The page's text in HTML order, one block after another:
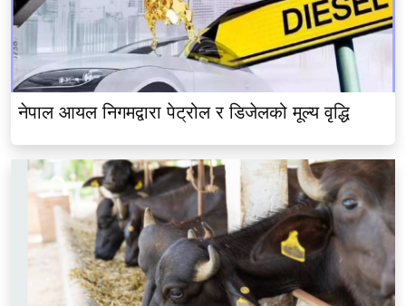
नेपाल आयल निगमद्वारा पेट्रोल र डिजेलको मूल्य वृद्धि